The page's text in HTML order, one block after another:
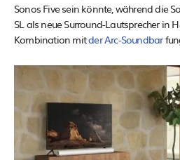
Sonos Five sein könnte, während die
SL als neue Surround-Lautsprecher in
Kombination mitder Arc-Soundbar